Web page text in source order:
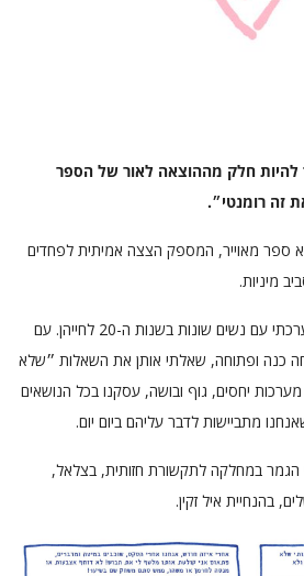
להיות חלק מההוצאה לאור של הספר
זה רומנטי״.
ספר מאוייר, המספק הצצה אמיתית לפחדים
מיניות.
הספר מבוסס על ראיונות שערכתי עם נשים שונות בשנות ה-20 לחייהן. עם
כנה ופתוחה, שאלתי אותן את השאלות ״שלא
מערכות יחסים, גוף ובושה, עסקנו בכל הנושאים
מתביישות לדבר עליהם ביום יום.
במחלקה לתקשורת חזותית, בצלאל,
בהנחיית איל זקין.